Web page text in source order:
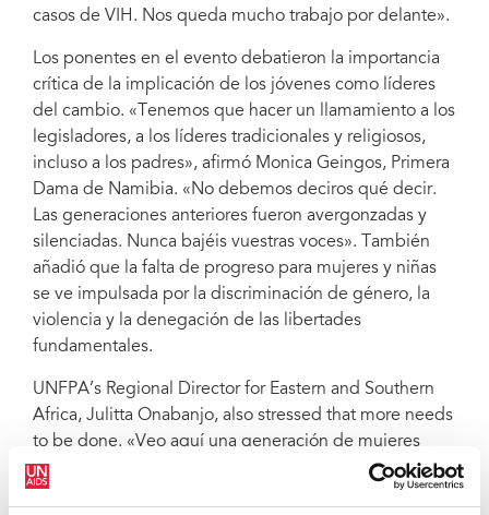
casos de VIH. Nos queda mucho trabajo por delante».
Los ponentes en el evento debatieron la importancia
crítica de la implicación de los jóvenes como líderes
del cambio. «Tenemos que hacer un llamamiento a los
legisladores, a los líderes tradicionales y religiosos,
incluso a los padres», afirmó Monica Geingos, Primera
Dama de Namibia. «No debemos deciros qué decir.
Las generaciones anteriores fueron avergonzadas y
silenciadas. Nunca bajéis vuestras voces». También
añadió que la falta de progreso para mujeres y niñas
se ve impulsada por la discriminación de género, la
violencia y la denegación de las libertades
fundamentales.
UNFPA’s Regional Director for Eastern and Southern
Africa, Julitta Onabanjo, also stressed that more needs
to be done. «Veo aquí una generación de mujeres
jóvenes guerreras para llevar adelante el programa, de
manera que en 2030 todos los jóvenes puedan dar lo